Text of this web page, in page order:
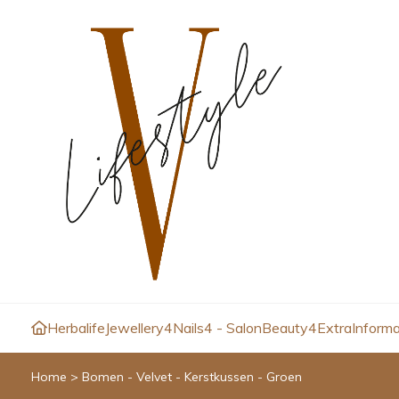
HerbalifeJewellery4Nails4 - SalonBeauty4Extra
Home > Bomen - Velvet - Kerstkussen - Groen